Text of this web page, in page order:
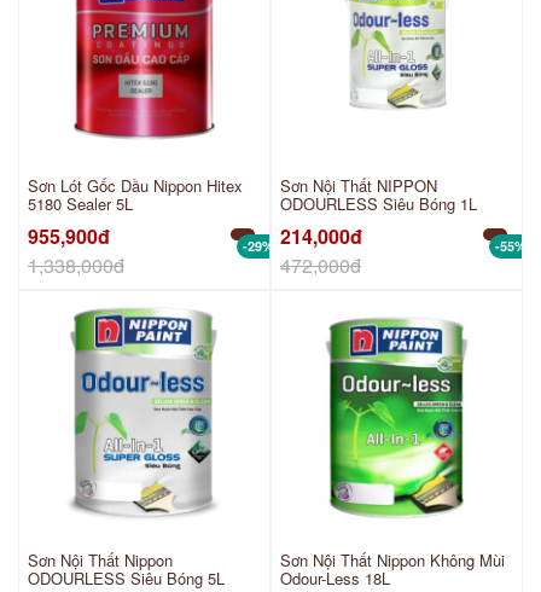
Sơn Lót Gốc Dầu Nippon Hitex
5180 Sealer 5L
955,900đ
1,338,000đ
-29%
Sơn Nội Thất NIPPON
ODOURLESS Siêu Bóng 1L
214,000đ
472,000đ
-55%
Sơn Nội Thất Nippon
ODOURLESS Siêu Bóng 5L
Sơn Nội Thất Nippon Không Mùi
Odour-Less 18L